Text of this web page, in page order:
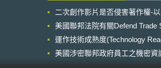
己的版本，也就是所謂的
（網頁核心）。 KHTML 原本是
要在 KDE （ K Desktop
）上執行而撰寫的──這是 Linux
Unix 作業系統的介面。 Safari 並
不是蘋果唯一以開放原始碼為基
二次創作影片是否侵害著作權-
美國聯邦法院有關Defend
運作技術成熟度(Technology
美國涉密聯邦政府員工之機密